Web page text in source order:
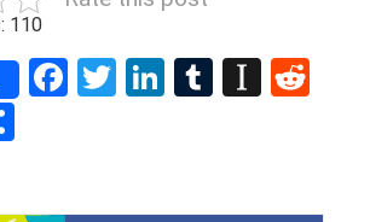
110
Facebook
TwitterLinkedIn
Tumblr